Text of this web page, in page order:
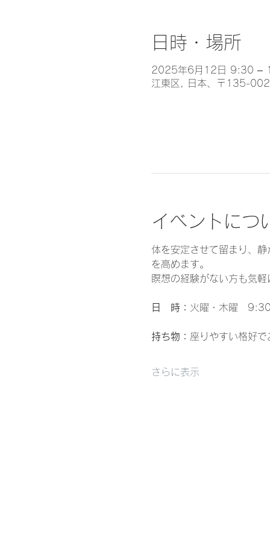
日時・場所
2025年6月12日 9:30 –
江東区, 日本、〒135-
イベントにつ
体を安定させて留まり、
を高めます。
瞑想の経験がない方も気
日　時： 火曜・木曜　
持ち物： 座りやすい格好
さらに表示